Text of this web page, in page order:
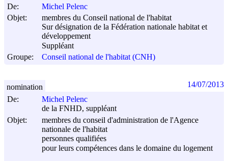
De:
Michel Pelenc
Objet:
membres du Conseil national de l'habitat
Sur désignation de la Fédération nationale habitat et
développement
Suppléant
Groupe:
Conseil national de l'habitat (CNH)
De:
Michel Pelenc
de la FNHD, suppléant
Objet:
membres du conseil d'administration de l'Agence
nationale de l'habitat
personnes qualifiées
pour leurs compétences dans le domaine du logement
nomination 14/07/2013